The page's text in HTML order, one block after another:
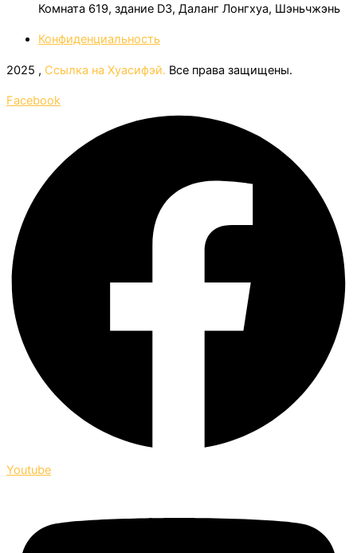
Комната 619, здание D3, Даланг Лонгхуа, Шэньчжэнь
Конфиденциальность
2025 , Ссылка на Хуасифэй. Все права защищены.
Facebook
Youtube